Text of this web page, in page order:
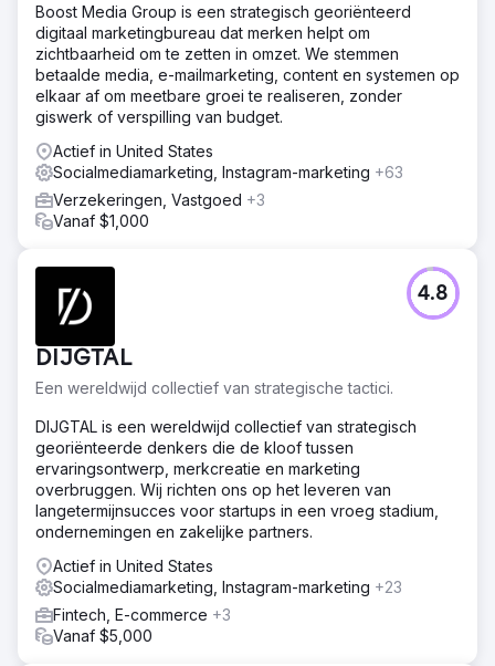
Boost Media Group is een strategisch georiënteerd
digitaal marketingbureau dat merken helpt om
zichtbaarheid om te zetten in omzet. We stemmen
betaalde media, e-mailmarketing, content en systemen op
elkaar af om meetbare groei te realiseren, zonder
giswerk of verspilling van budget.
Actief in United States
Socialmediamarketing, Instagram-marketing +63
Verzekeringen, Vastgoed +3
Vanaf $1,000
DIJGTAL
Een wereldwijd collectief van strategische tactici.
4.8
DIJGTAL is een wereldwijd collectief van strategisch
georiënteerde denkers die de kloof tussen
ervaringsontwerp, merkcreatie en marketing
overbruggen. Wij richten ons op het leveren van
langetermijnsucces voor startups in een vroeg stadium,
ondernemingen en zakelijke partners.
Actief in United States
Socialmediamarketing, Instagram-marketing +23
Fintech, E-commerce +3
Vanaf $5,000